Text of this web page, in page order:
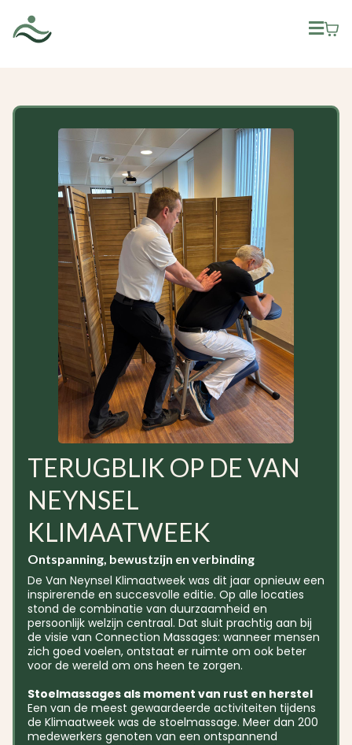
TERUGBLIK OP DE VAN
NEYNSEL
KLIMAATWEEK
Ontspanning, bewustzijn en verbinding
De Van Neynsel Klimaatweek was dit jaar opnieuw een
inspirerende en succesvolle editie. Op alle locaties
stond de combinatie van duurzaamheid en
persoonlijk welzijn centraal. Dat sluit prachtig aan bij
de visie van Connection Massages: wanneer mensen
zich goed voelen, ontstaat er ruimte om ook beter
voor de wereld om ons heen te zorgen.
Stoelmassages als moment van rust en herstel
Een van de meest gewaardeerde activiteiten tijdens
de Klimaatweek was de stoelmassage. Meer dan 200
medewerkers genoten van een ontspannend